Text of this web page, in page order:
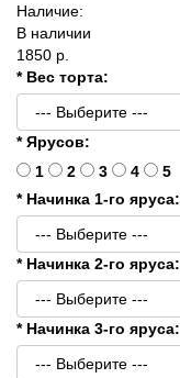
Наличие:
В наличии
1850 р.
* Вес торта:
* Ярусов:
1
2 3 4
5
* Начинка 1-го яруса:
* Начинка 2-го яруса:
* Начинка 3-го яруса: